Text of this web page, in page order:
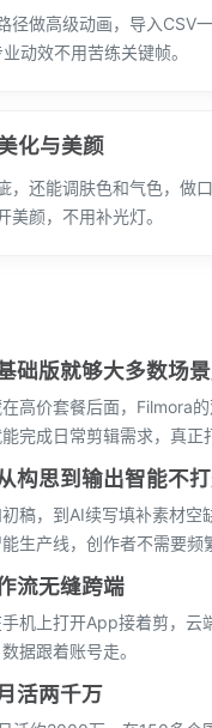
径做高级动画，导入CSV
动效不用苦练关键帧。
化与美颜
，还能调肤色和气色，做
美颜，不用补光灯。
础版就够大多数场景
高价套餐后面，Filmora
完成日常剪辑需求，真正
构思到输出智能不
稿，到AI续写填补素材
生产线，创作者不需要频
流无缝跨端
机上打开App接着剪，
据跟着账号走。
活两千万